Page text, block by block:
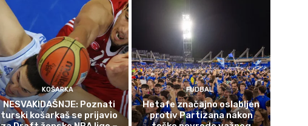
KOŠARKA
NESVAKIDAŠNJE: Poznati
turski košarkaš se prijavio
FUDBAL
Hetafe značajno oslabljen
protiv Partizana nakon